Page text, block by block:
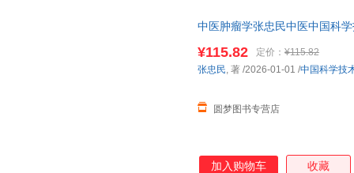
中医肿瘤学张忠民中医中国科
¥115.82 定价： ¥115.82
圆梦图书专营店
张忠民, 著 /2026-01-01 /中国科学技
加入购物车 收藏